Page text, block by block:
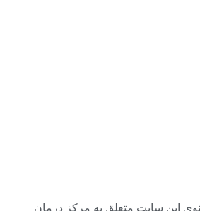
این سایت متعلق به مرکز درمان